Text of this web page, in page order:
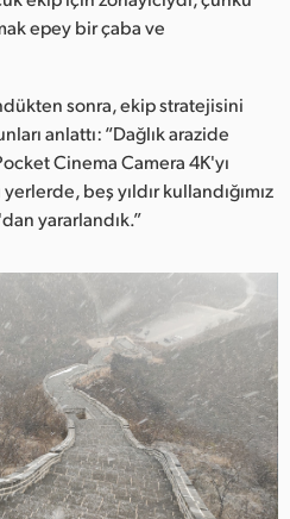
epey bir çaba ve
sonra, ekip stratejisini
anlattı: “Dağlık arazide
Cinema Camera 4K'yı
beş yıldır kullandığımız
yararlandık.”